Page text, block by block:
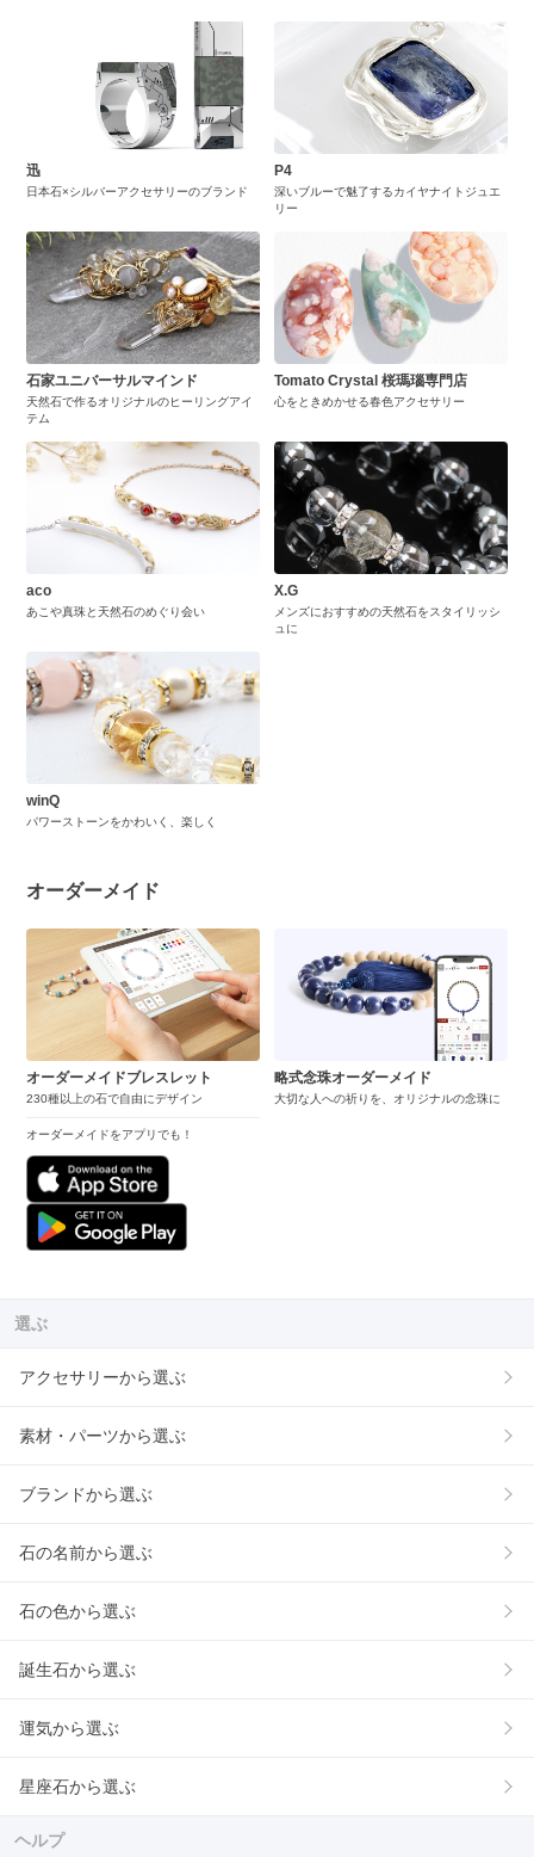
迅
日本石×シルバーアクセサリーのブランド
P4
深いブルーで魅了するカイヤナイトジュエ
リー
石家ユニバーサルマインド
天然石で作るオリジナルのヒーリングアイ
テム
Tomato Crystal 桜瑪瑙専門店
心をときめかせる春色アクセサリー
aco
あこや真珠と天然石のめぐり会い
X.G
メンズにおすすめの天然石をスタイリッシ
ュに
winQ
パワーストーンをかわいく、楽しく
オーダーメイド
オーダーメイドブレスレット
230種以上の石で自由にデザイン
オーダーメイドをアプリでも！
略式念珠オーダーメイド
大切な人への祈りを、オリジナルの念珠に
選ぶ
アクセサリーから選ぶ
素材・パーツから選ぶ
ブランドから選ぶ
石の名前から選ぶ
石の色から選ぶ
誕生石から選ぶ
運気から選ぶ
星座石から選ぶ
ヘルプ